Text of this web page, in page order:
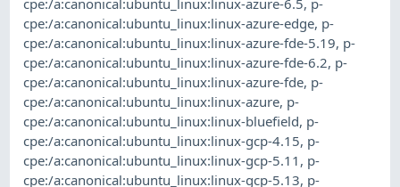
cpe:/a:canonical:ubuntu_linux:linux-azure-6.5, p-
cpe:/a:canonical:ubuntu_linux:linux-azure-edge, p-
cpe:/a:canonical:ubuntu_linux:linux-azure-fde-5.19, p-
cpe:/a:canonical:ubuntu_linux:linux-azure-fde-6.2, p-
cpe:/a:canonical:ubuntu_linux:linux-azure-fde, p-
cpe:/a:canonical:ubuntu_linux:linux-azure, p-
cpe:/a:canonical:ubuntu_linux:linux-bluefield, p-
cpe:/a:canonical:ubuntu_linux:linux-gcp-4.15, p-
cpe:/a:canonical:ubuntu_linux:linux-gcp-5.11 , p-
cpe:/a:canonical:ubuntu_linux:linux-gcp-5.13, p-